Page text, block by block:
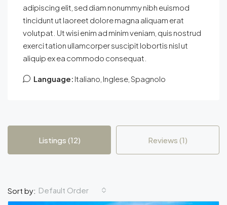
adipiscing elit, sed diam nonummy nibh euismod
tincidunt ut laoreet dolore magna aliquam erat
volutpat. Ut wisi enim ad minim veniam, quis nostrud
exerci tation ullamcorper suscipit lobortis nisl ut
aliquip ex ea commodo consequat.
Language: Italiano, Inglese, Spagnolo
Listings (12) Reviews (1)
Sort by: Default Order